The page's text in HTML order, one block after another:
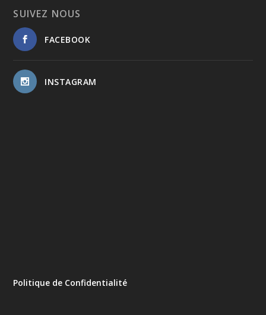
SUIVEZ NOUS
FACEBOOK
INSTAGRAM
Politique de Confidentialité